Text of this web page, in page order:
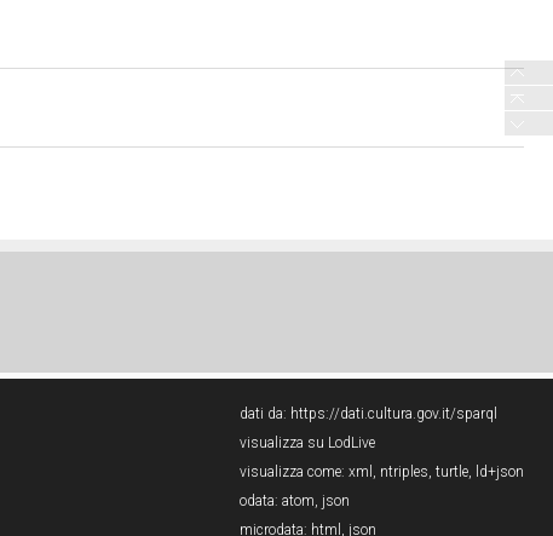
dati da: https://dati.cultura.gov.it/sparql
visualizza su LodLive
visualizza come: xml , ntriples, turtle, ld+json
odata: atom, json
microdata: html , json